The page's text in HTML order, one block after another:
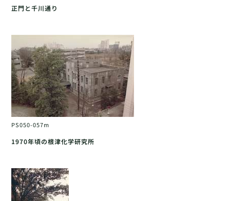
正門と千川通り
PS050-057m
1970年頃の根津化学研究所